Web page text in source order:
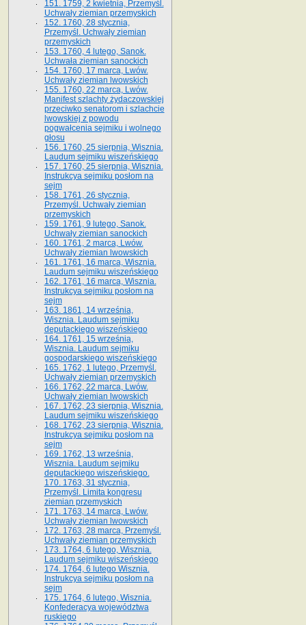
151. 1759, 2 kwietnia, Przemyśl.
Uchwały ziemian przemyskich
152. 1760, 28 stycznia,
Przemyśl. Uchwały ziemian
przemyskich
153. 1760, 4 lutego, Sanok.
Uchwała ziemian sanockich
154. 1760, 17 marca, Lwów.
Uchwały ziemian lwowskich
155. 1760, 22 marca, Lwów.
Manifest szlachty żydaczowskiej
przeciwko senatorom i szlachcie
lwowskiej z po­wodu
pogwałcenia sejmiku i wolnego
głosu
156. 1760, 25 sierpnia, Wisznia.
Laudum sejmiku wiszeńskiego
157. 1760, 25 sierpnia, Wisznia.
Instrukcya sejmiku posłom na
sejm
158. 1761, 26 stycznia,
Przemyśl. Uchwały ziemian
przemyskich
159. 1761, 9 lutego, Sanok.
Uchwały ziemian sanockich
160. 1761, 2 marca, Lwów.
Uchwały ziemian lwowskich
161. 1761, 16 marca, Wisznia.
Laudum sejmiku wiszeńskiego
162. 1761, 16 marca, Wisznia.
Instrukcya sejmiku posłom na
sejm
163. 1861, 14 września,
Wisznia. Laudum sejmiku
deputackiego wiszeńskiego
164. 1761, 15 września,
Wisznia. Laudum sejmiku
gospodarskiego wiszeńskiego
165. 1762, 1 lutego, Przemyśl.
Uchwały ziemian przemyskich
166. 1762, 22 marca, Lwów.
Uchwały ziemian lwowskich
167. 1762, 23 sierpnia, Wisznia.
Laudum sejmiku wiszeńskiego
168. 1762, 23 sierpnia, Wisznia.
Instrukcya sejmiku posłom na
sejm
169. 1762, 13 września,
Wisznia. Laudum sejmiku
deputackiego wiszeńskiego.
170. 1763, 31 stycznia,
Przemyśl. Limita kongresu
ziemian przemyskich
171. 1763, 14 marca, Lwów.
Uchwały ziemian lwowskich
172. 1763, 28 marca, Przemyśl.
Uchwały ziemian przemyskich
173. 1764, 6 lutego, Wisznia.
Laudum sejmiku wiszeńskiego
174. 1764, 6 lutego Wisznia.
Instrukcya sejmiku posłom na
sejm
175. 1764, 6 lutego, Wisznia.
Konfederacya województwa
ruskiego